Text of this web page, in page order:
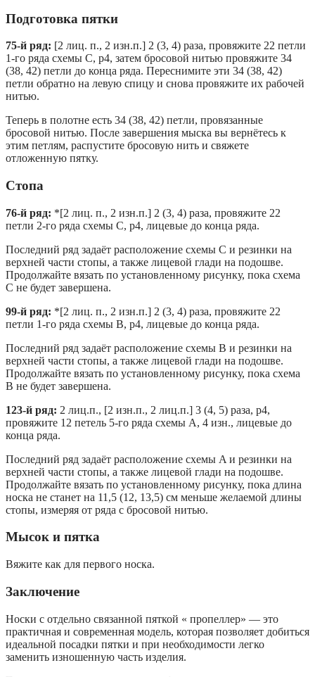
Подготовка пятки
75-й ряд: [2 лиц. п., 2 изн.п.] 2 (3, 4) раза, провяжите 22 петли
1-го ряда схемы C, p4, затем бросовой нитью провяжите 34
(38, 42) петли до конца ряда. Переснимите эти 34 (38, 42)
петли обратно на левую спицу и снова провяжите их рабочей
нитью.
Теперь в полотне есть 34 (38, 42) петли, провязанные
бросовой нитью. После завершения мыска вы вернётесь к
этим петлям, распустите бросовую нить и свяжете
отложенную пятку.
Стопа
76-й ряд: *[2 лиц. п., 2 изн.п.] 2 (3, 4) раза, провяжите 22
петли 2-го ряда схемы C, p4, лицевые до конца ряда.
Последний ряд задаёт расположение схемы C и резинки на
верхней части стопы, а также лицевой глади на подошве.
Продолжайте вязать по установленному рисунку, пока схема
C не будет завершена.
99-й ряд: *[2 лиц. п., 2 изн.п.] 2 (3, 4) раза, провяжите 22
петли 1-го ряда схемы B, p4, лицевые до конца ряда.
Последний ряд задаёт расположение схемы B и резинки на
верхней части стопы, а также лицевой глади на подошве.
Продолжайте вязать по установленному рисунку, пока схема
B не будет завершена.
123-й ряд: 2 лиц.п., [2 изн.п., 2 лиц.п.] 3 (4, 5) раза, p4,
провяжите 12 петель 5-го ряда схемы A, 4 изн., лицевые до
конца ряда.
Последний ряд задаёт расположение схемы A и резинки на
верхней части стопы, а также лицевой глади на подошве.
Продолжайте вязать по установленному рисунку, пока длина
носка не станет на 11,5 (12, 13,5) см меньше желаемой длины
стопы, измеряя от ряда с бросовой нитью.
Мысок и пятка
Вяжите как для первого носка.
Заключение
Носки с отдельно связанной пяткой « пропеллер» — это
практичная и современная модель, которая позволяет добиться
идеальной посадки пятки и при необходимости легко
заменить изношенную часть изделия.